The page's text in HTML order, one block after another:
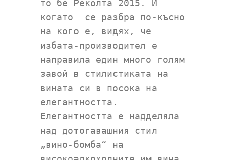
то бе Реколта 2015. И
когато се разбра по-късно
на кого е, видях, че
избата-производител е
направила един много голям
завой в стилистиката на
вината си в посока на
елегантността.
Елегантността е надделяла
над дотогавашния стил
„вино-бомба“ на